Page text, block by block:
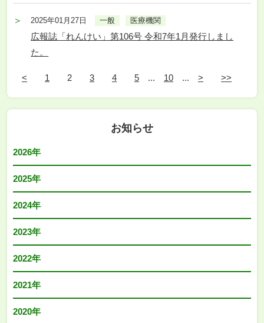
2025年01月27日 一般 医療機関
広報誌「れんけい」第106号 令和7年1月発行しまし
た。
< 1 2 3 4 5 ... 10 ... > >>
お知らせ
2026年
2025年
2024年
2023年
2022年
2021年
2020年